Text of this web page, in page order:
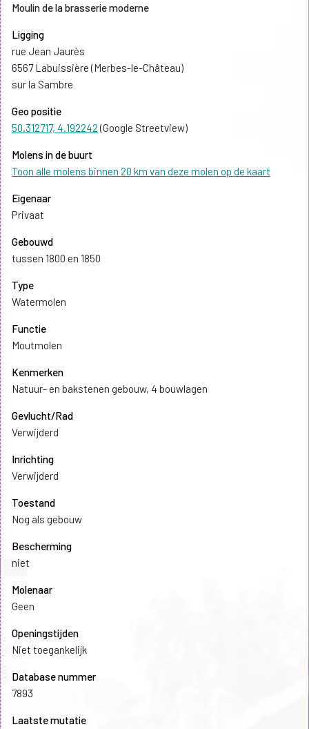
Moulin de la brasserie moderne
Ligging
rue Jean Jaurès
6567 Labuissière (Merbes-le-Château)
sur la Sambre
Geo positie
50.312717, 4.192242(Google Streetview)
Molens in de buurt
Toon alle molens binnen 20 km van deze molen op de kaart
Eigenaar
Privaat
Gebouwd
tussen 1800 en 1850
Type
Watermolen
Functie
Moutmolen
Kenmerken
Natuur- en bakstenen gebouw, 4 bouwlagen
Gevlucht/Rad
Verwijderd
Inrichting
Verwijderd
Toestand
Nog als gebouw
Bescherming
niet
Molenaar
Geen
Openingstijden
Niet toegankelijk
Database nummer
7893
Laatste mutatie